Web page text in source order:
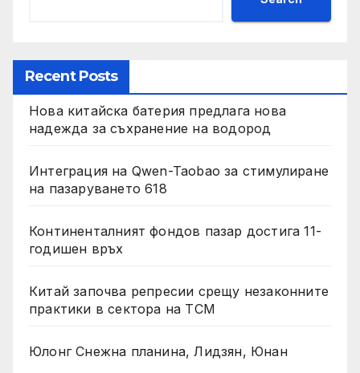
Recent Posts
Нова китайска батерия предлага нова
надежда за съхранение на водород
Интеграция на Qwen-Taobao за стимулиране
на пазаруването 618
Континенталният фондов пазар достига 11-
годишен връх
Китай започва репресии срещу незаконните
практики в сектора на TCM
Юлонг Снежна планина, Лидзян, Юнан